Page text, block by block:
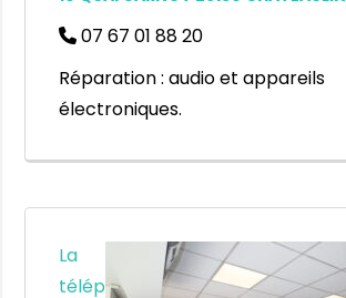
07 67 01 88 20
Réparation : audio et appareils
électroniques.
La
télép